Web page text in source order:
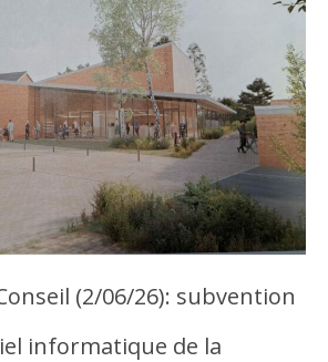
(2/06/26): subvention
informatique de la